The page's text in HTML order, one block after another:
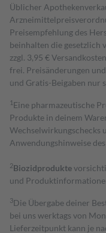
Üblicher
Preisempfehlung des
beinhalten die gesetzlich
zzgl. 3,95 €
frei. Preisänderungen
und Gratis-Beigaben nur
1 Eine pharmazeutische
Produkte in deinem
Wechselwirkungschecks
Anwendungshinweise
2Biozidprodukte
und
3Die Übergabe deiner
bei uns werktags von
Lieferzeitpunkt kann je